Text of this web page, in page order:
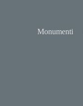
Monumenti